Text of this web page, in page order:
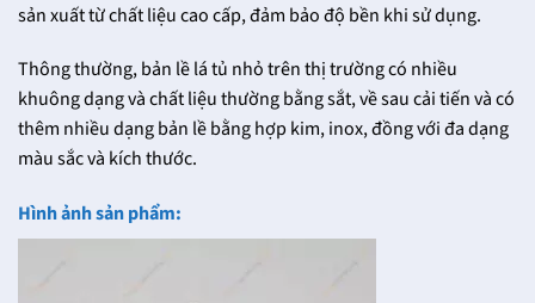
sản xuất từ chất liệu cao cấp, đảm bảo độ bền khi sử dụng.
Thông thường, bản lề lá tủ nhỏ trên thị trường có nhiều
khuông dạng và chất liệu thường bằng sắt, về sau cải tiến và có
thêm nhiều dạng bản lề bằng hợp kim, inox, đồng với đa dạng
màu sắc và kích thước.
Hình ảnh sản phẩm: